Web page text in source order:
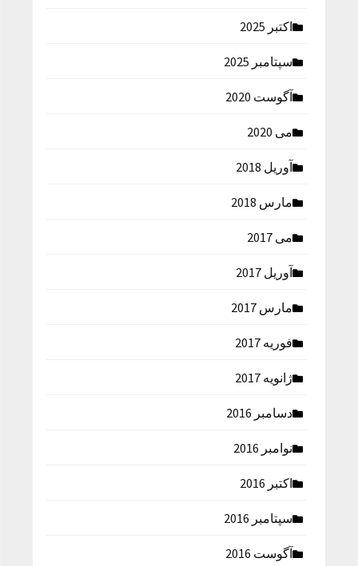
اکتبر 2025
سپتامبر 2025
آگوست 2020
می 2020
آوریل 2018
مارس 2018
می 2017
آوریل 2017
مارس 2017
فوریه 2017
ژانویه 2017
دسامبر 2016
نوامبر 2016
اکتبر 2016
سپتامبر 2016
آگوست 2016